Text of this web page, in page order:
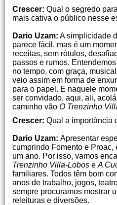
Crescer: Qual o segredo
mais cativa o público nesse
Dario Uzam: A simplicidade
parece fácil, mas é um
receitas, sem rótulos,
passos e rumos.
no tempo, com graça,
veio assim em forma de
para o papel. E naquele
ser convidado, aqui, ali,
caminho vão O Trenzinho
Crescer: Qual a importância
Dario Uzam: Apresentar
cumprindo Fomento e
um ano. Por isso, vamos
Trenzinho Villa-Lobos e A
familiares. Todos têm bom
anos de trabalho, jogos,
sempre procuramos mostrar
releituras e diversões.